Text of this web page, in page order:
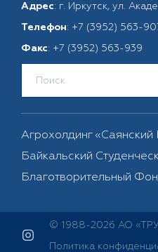
Адрес: г. Иркутск, ул.
Телефон: +7 (3952) 563-
Факс: +7 (3952) 563-939
Агрохолдинг
Байкальский
Благотворительный
© 1988-2026 АО
Политика